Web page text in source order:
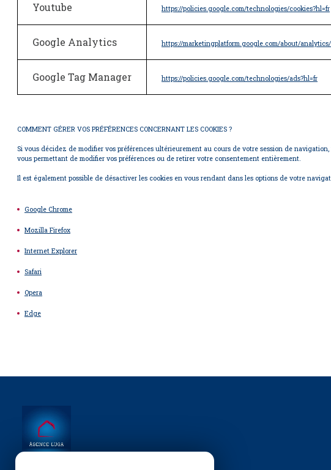
Youtube https://policies.google.com/technologies/cookies?hl=fr
Google Analytics https://marketingplatform.google.com/about/
Google Tag Manager https://policies.google.com/technologies/ads?hl=fr
COMMENT GÉRER VOS PRÉFÉRENCES CONCERNANT LES COOKIES ?
Si vous décidez de modifier vos préférences ultérieurement au cours de votre session de
vous permettant de modifier vos préférences ou de retirer votre consentement entièrement.
Il est également possible de désactiver les cookies en vous rendant dans les options de votre
Google Chrome
Mozilla Firefox
Internet Explorer
Safari
Opera
Edge